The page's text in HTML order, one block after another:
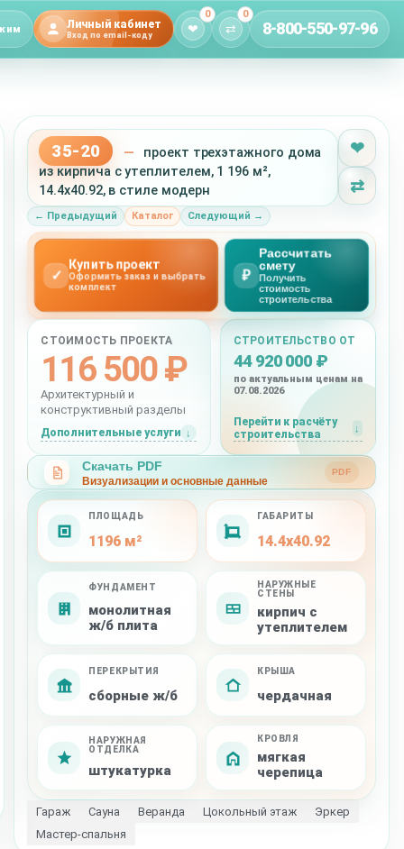
Личный кабинет
Вход по email-коду ❤
0
⇄
0
8-800-550-97-96
35-20 —
проект трехэтажного дома
из кирпича с утеплителем, 1 196 м²,
14.4x40.92, в стиле модерн
← Предыдущий Каталог Следующий →
❤
⇄
ПЛОЩАДЬ
1196 м²
ГАБАРИТЫ
14.4x40.92
ФУНДАМЕНТ
монолитная
ж/б плита
НАРУЖНЫЕ
СТЕНЫ
кирпич с
утеплителем
ПЕРЕКРЫТИЯ
сборные ж/б
КРЫША
чердачная
НАРУЖНАЯ
ОТДЕЛКА
штукатурка
КРОВЛЯ
мягкая
черепица
Гараж Сауна Веранда Цокольный этаж
Эркер
Мастер-спальня
СТОИМОСТЬ ПРОЕКТА
116 500 ₽
Архитектурный и
конструктивный разделы
Дополнительные услуги
СТРОИТЕЛЬСТВО ОТ
44 920 000 ₽
по актуальным ценам на
07.08.2026
Перейти к расчёту
строительства
✓
Купить проект
Оформить заказ и выбрать
комплект
₽
Рассчитать
смету
Получить
стоимость
строительства
Скачать PDF
Визуализации и основные данные
PDF